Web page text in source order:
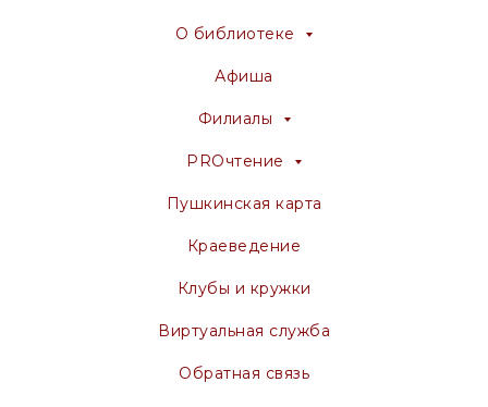
О библиотеке
Афиша
Филиалы
PROчтение
Пушкинская карта
Краеведение
Клубы и кружки
Виртуальная служба
Обратная связь